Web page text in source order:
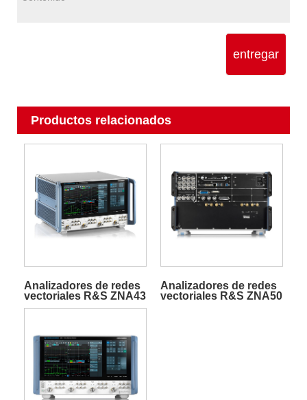
entregar
Productos relacionados
Analizadores de redes
vectoriales R&S ZNA43
Analizadores de redes
vectoriales R&S ZNA50